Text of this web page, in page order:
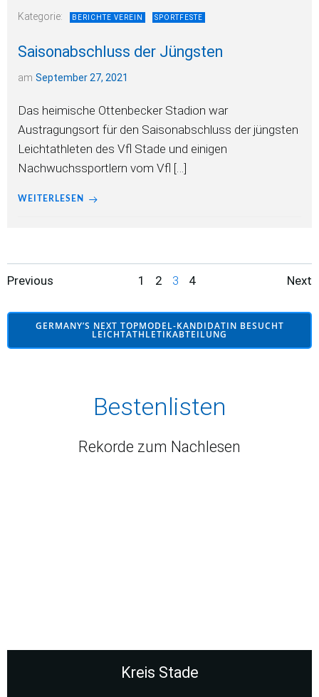
Kategorie: BERICHTE VEREIN SPORTFESTE
Saisonabschluss der Jüngsten
am September 27, 2021
Das heimische Ottenbecker Stadion war
Austragungsort für den Saisonabschluss der jüngsten
Leichtathleten des Vfl Stade und einigen
Nachwuchssportlern vom Vfl […]
WEITERLESEN
Posts
navigation
Previous
Posts
navigation
Page
1 Page
2 Page
3 Page
4 Next
GERMANY’S NEXT TOPMODEL-KANDIDATIN BESUCHT
LEICHTATHLETIKABTEILUNG
Bestenlisten
Rekorde zum Nachlesen
Kreis Stade